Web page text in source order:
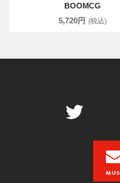
BOOMCG
5,720円 (税込)